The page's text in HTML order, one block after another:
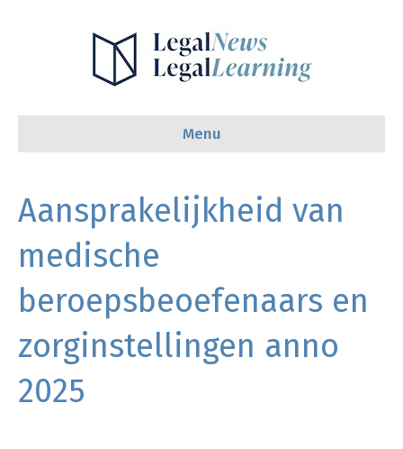
Menu
Aansprakelijkheid van
medische
beroepsbeoefenaars en
zorginstellingen anno
2025